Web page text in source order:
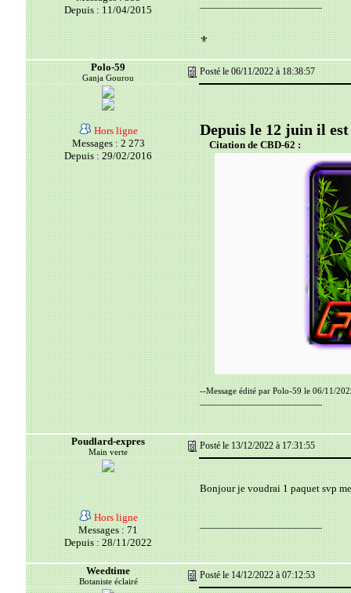
Depuis : 11/04/2015
__________________________
⚜️
Polo-59
Ganja Gourou
Posté le 06/11/2022 à 18:38:57
Hors ligne
Messages : 2 273
Depuis : 29/02/2016
Depuis le 12 juin il
Citation de CBD-62 :
--Message édité par Polo-59 le 06/11/
__________________________
Poudlard-expres
Main verte
Posté le 13/12/2022 à 17:31:55
Hors ligne
Messages : 71
Depuis : 28/11/2022
Bonjour je voudrai 1 paquet svp
__________________________
Weedtime
Botaniste éclairé
Posté le 14/12/2022 à 07:12:53